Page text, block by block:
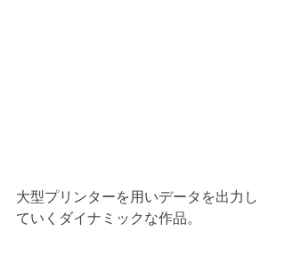
大型プリンターを用いデータを出力し
ていくダイナミックな作品。